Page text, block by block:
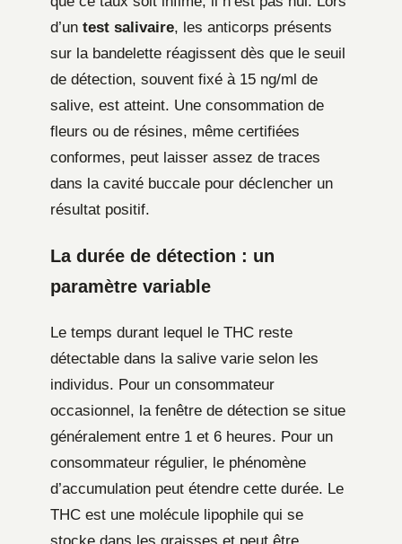
d’un test salivaire, les anticorps présents
sur la bandelette réagissent dès que le seuil
de détection, souvent fixé à 15 ng/ml de
salive, est atteint. Une consommation de
fleurs ou de résines, même certifiées
conformes, peut laisser assez de traces
dans la cavité buccale pour déclencher un
résultat positif.
La durée de détection : un
paramètre variable
Le temps durant lequel le THC reste
détectable dans la salive varie selon les
individus. Pour un consommateur
occasionnel, la fenêtre de détection se situe
généralement entre 1 et 6 heures. Pour un
consommateur régulier, le phénomène
d’accumulation peut étendre cette durée. Le
THC est une molécule lipophile qui se